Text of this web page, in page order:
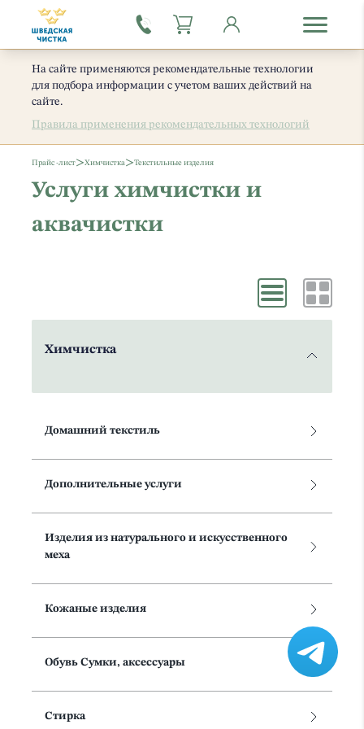
На сайте применяются рекомендательные технологии
для подбора информации с учетом ваших действий на
сайте.
Правила применения рекомендательных технологий
Прайс -лист>Химчистка>Текстильные изделия
Услуги химчистки и
аквачистки
Химчистка
Домашний текстиль
Дополнительные услуги
Изделия из натурального и искусственного
меха
Кожаные изделия
Обувь Сумки, аксессуары
Стирка